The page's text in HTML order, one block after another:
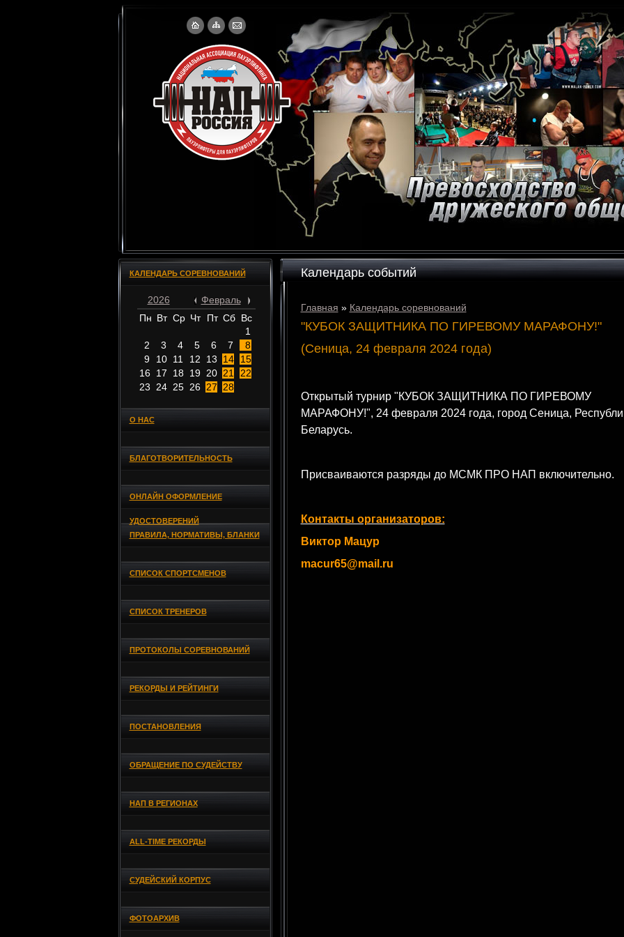
КАЛЕНДАРЬ СОРЕВНОВАНИЙ
2026
Февраль
Пн Вт Ср Чт Пт Сб Вс
1
2
3 4 5 6 7
8
9
10 11 12 13 14
15
16 17 18 19 20 21
22
23
24 25 26 27 28
О НАС
БЛАГОТВОРИТЕЛЬНОСТЬ
ОНЛАЙН ОФОРМЛЕНИЕ
УДОСТОВЕРЕНИЙ
ПРАВИЛА, НОРМАТИВЫ, БЛАНКИ
СПИСОК СПОРТСМЕНОВ
СПИСОК ТРЕНЕРОВ
ПРОТОКОЛЫ СОРЕВНОВАНИЙ
РЕКОРДЫ И РЕЙТИНГИ
ПОСТАНОВЛЕНИЯ
ОБРАЩЕНИЕ ПО СУДЕЙСТВУ
НАП В РЕГИОНАХ
ALL-TIME РЕКОРДЫ
СУДЕЙСКИЙ КОРПУС
ФОТОАРХИВ
Календарь событий
Главная » Календарь соревнований
"КУБОК ЗАЩИТНИКА ПО ГИРЕВОМУ МАРАФОНУ!"
(Сеница, 24 февраля 2024 года)
Открытый турнир "КУБОК ЗАЩИТНИКА ПО ГИРЕВОМУ
МАРАФОНУ!", 24 февраля 2024 года, город Сеница,
Беларусь.
Присваиваются разряды до МСМК ПРО НАП включительно.
Контакты организаторов:
Виктор Мацур
macur65@mail.ru